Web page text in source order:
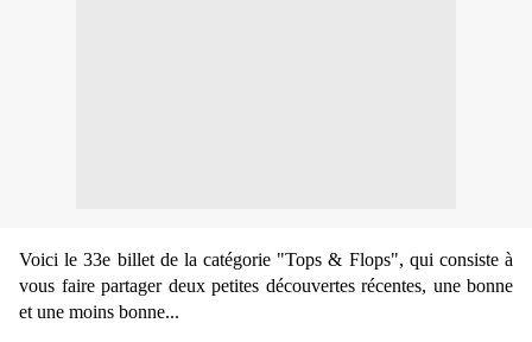
Voici le 33e billet de la catégorie "Tops & Flops", qui consiste à
vous faire partager deux petites découvertes récentes, une bonne
et une moins bonne...